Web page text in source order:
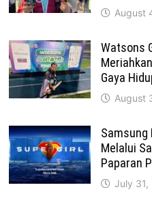
August
Watsons
Gaya
August
Samsung
Melalui
Paparan
July 31,